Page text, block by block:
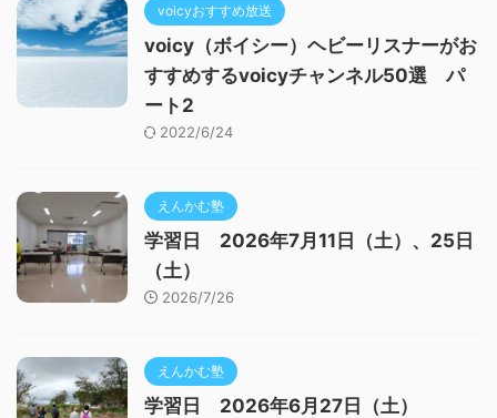
voicyおすすめ放送
voicy（ボイシー）ヘビーリスナーがお
すすめするvoicyチャンネル50選 パ
ート2
2022/6/24
えんかむ塾
学習日 2026年7月11日（土）、25日
（土）
2026/7/26
えんかむ塾
学習日 2026年6月27日（土）